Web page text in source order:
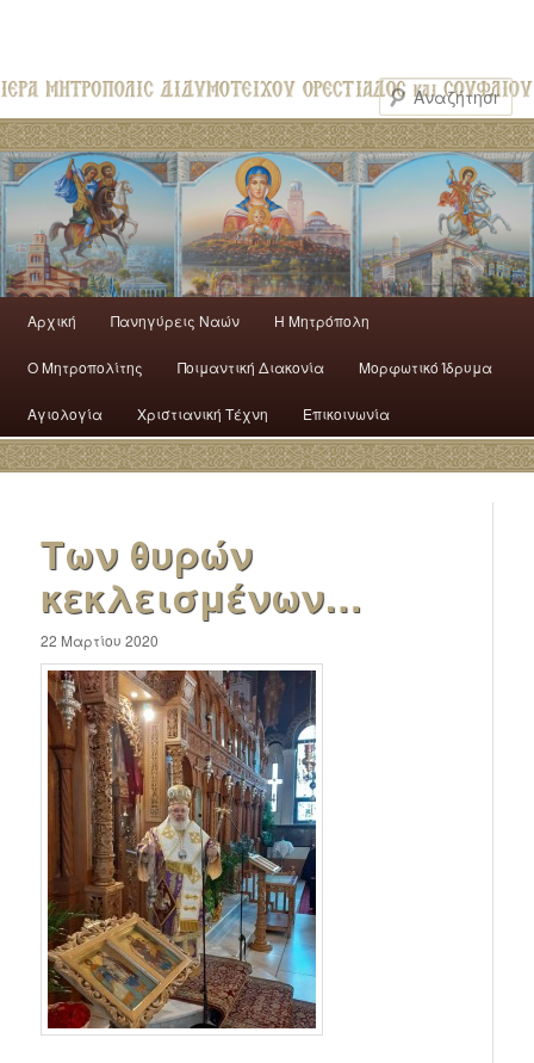
Αρχική Πανηγύρεις Ναών H Mητρόπολη
Ο Mητροπολίτης Ποιμαντική Διακονία Μορφωτικό Ίδρυμα
Αγιολογία Χριστιανική Τέχνη Επικοινωνία
Των θυρών
κεκλεισμένων…
22 Μαρτίου 2020